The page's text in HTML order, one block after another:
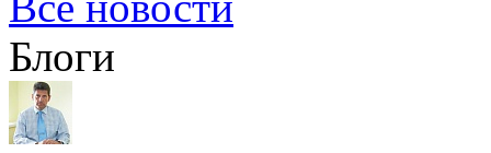
Блоги